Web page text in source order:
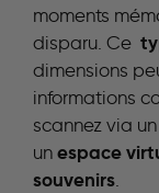
moments
disparu. Ce
dimensions
informations
scannez via
un espace
souvenirs